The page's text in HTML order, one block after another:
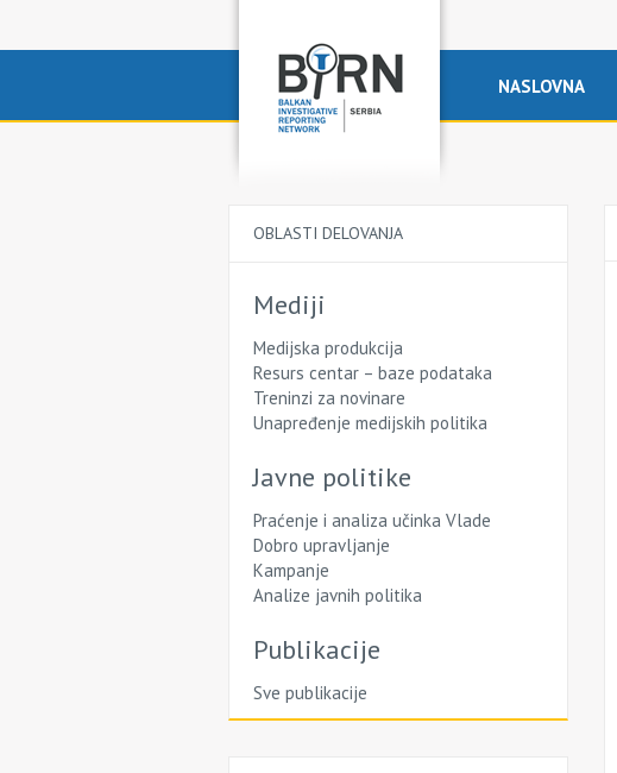
NASLOVNA
OBLASTI DELOVANJA
Mediji
Medijska produkcija
Resurs centar – baze podataka
Treninzi za novinare
Unapređenje medijskih politika
Javne politike
Praćenje i analiza učinka Vlade
Dobro upravljanje
Kampanje
Analize javnih politika
Publikacije
Sve publikacije